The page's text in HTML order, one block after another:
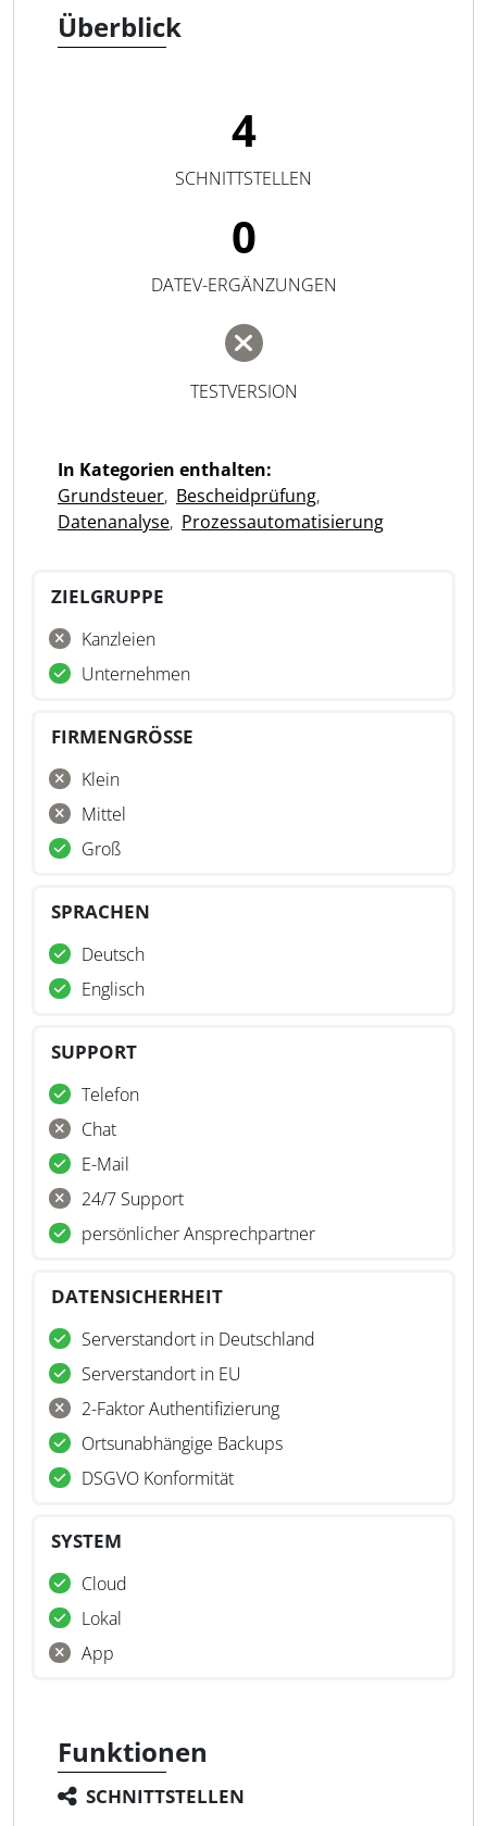
Überblick
4
SCHNITTSTELLEN
0
DATEV-ERGÄNZUNGEN
TESTVERSION
In Kategorien enthalten:
Grundsteuer, Bescheidprüfung,
Datenanalyse, Prozessautomatisierung
ZIELGRUPPE
Kanzleien
Unternehmen
FIRMENGRÖSSE
Klein
Mittel
Groß
SPRACHEN
Deutsch
Englisch
SUPPORT
Telefon
Chat
E-Mail
24/7 Support
persönlicher Ansprechpartner
DATENSICHERHEIT
Serverstandort in Deutschland
Serverstandort in EU
2-Faktor Authentifizierung
Ortsunabhängige Backups
DSGVO Konformität
SYSTEM
Cloud
Lokal
App
Funktionen
SCHNITTSTELLEN